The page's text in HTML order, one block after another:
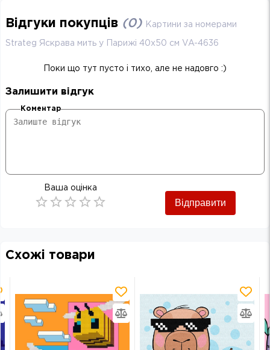
Відгуки покупців (0) Картини за номерами
Strateg Яскрава мить у Парижі 40х50 см VA-4636
Поки що тут пусто і тихо, але не надовго :)
Залишити відгук
Коментар
Ваша оцінка
Відправити
Схожі товари